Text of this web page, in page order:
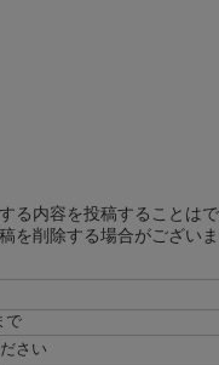
内容を投稿することは
を削除する場合がございま
で